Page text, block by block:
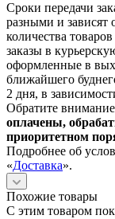
Сроки передачи
разными и зависят
количества
заказы в
оформленные в
ближайшего
2 дня, в
Обратите
оплачены,
приоритетном
Подробнее об
«Доставка».
Похожие товары
С этим товаром